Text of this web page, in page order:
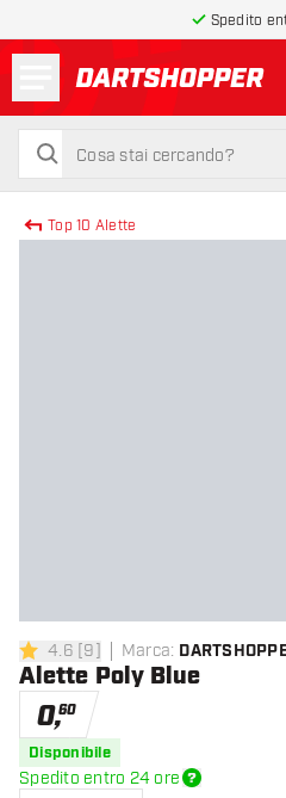
Spedito
torna alla
cerca
cerca
Top 10 Alette
4.6 stelle di valutazione
4.6 [9] Marca:
Alette Poly Blue
0,60
Disponibile
Spedito entro 24 ore